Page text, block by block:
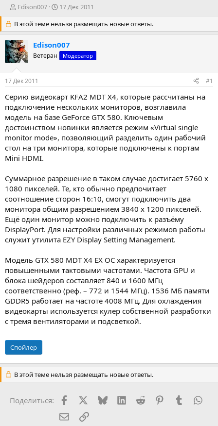
А
т
о
р
т
е
м
Edison007
Д
т
а
н
а
ч
а
17 Дек 2011
В этой теме нельзя размещать новые ответы.
Edison007
Ветеран Модератор
17 Дек 2011 #1
Серию видеокарт KFA2 MDT X4, которые рассчитаны на
подключение нескольких мониторов, возглавила
модель на базе GeForce GTX 580. Ключевым
достоинством новинки является режим «Virtual single
monitor mode», позволяющий разделить один рабочий
стол на три монитора, которые подключены к портам
Mini HDMI.
Суммарное разрешение в таком случае достигает 5760 х
1080 пикселей. Те, кто обычно предпочитает
соотношение сторон 16:10, смогут подключить два
монитора общим разрешением 3840 х 1200 пикселей.
Ещё один монитор можно подключить к разъёму
DisplayPort. Для настройки различных режимов работы
служит утилита EZY Display Setting Management.
Модель GTX 580 MDT X4 EX OC характеризуется
повышенными тактовыми частотами. Частота GPU и
блока шейдеров составляет 840 и 1600 МГц
соответственно (реф. – 772 и 1544 МГц). 1536 МБ памяти
GDDR5 работает на частоте 4008 МГц. Для охлаждения
видеокарты используется кулер собственной разработки
с тремя вентиляторами и подсветкой.
Спойлер
В этой теме нельзя размещать новые ответы.
Поделиться: FacebookX (Twitter)
BlueskyLinkedInReddit PinterestTumblr
Электронная почта
Ссылка